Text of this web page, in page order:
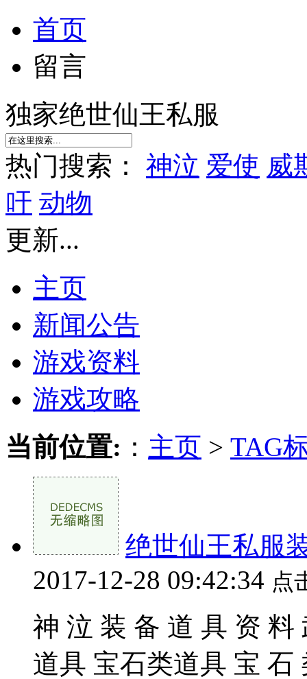
首页
留言
独家绝世仙王私服
热门搜索： 神泣 爱使 威
吁 动物
更新...
主页
新闻公告
游戏资料
游戏攻略
当前位置: ： 主页 > TAG
绝世仙王私服
2017-12-28 09:42:34 点
神 泣 装 备 道 具 资 料
道具 宝石类道具 宝 石